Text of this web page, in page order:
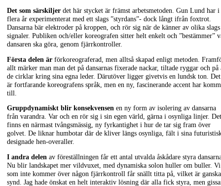
Det som särskiljer det här stycket är främst arbetsmetoden. Gun Lund har i
flera år experimenterat med ett slags ”styrdans”- dock långt ifrån foxtrot.
Dansarna bär elektroder på kroppen, och rör sig när de känner av olika slags
signaler. Publiken och/eller koreografen sitter helt enkelt och ”bestämmer”
dansaren ska göra, genom fjärrkontroller.
Första delen är förkoreograferad, men alltså skapad enligt metoden.
allt märker man man det på dansarnas fixerade nackar, tiltade ryggar och på
de cirklar kring sina egna leder. Därutöver ligger givetvis en lundsk ton. Det
är fortfarande koreografens språk, men en ny, fascinerande accent har
till.
Gruppdynamiskt blir konsekvensen en ny form av isolering av dansarna
från varandra. Var och en rör sig i sin egen värld, gärna i osynliga linjer. Det
finns en närmast tvångsmässig, ny fyrkantighet i hur de tar sig fram över
golvet. De liknar humbotar där de kliver längs osynliga, fält i sina
designade hen-overaller.
I andra delen av föreställningen får ett antal utvalda åskådare styra
Nu blir landskapet mer vildvuxet, med dynamiska solon huller om buller. Vi
som inte kommer över någon fjärrkontroll får snällt titta på, vilket är ganska
synd. Jag hade önskat en helt interaktiv lösning där alla fick styra, men